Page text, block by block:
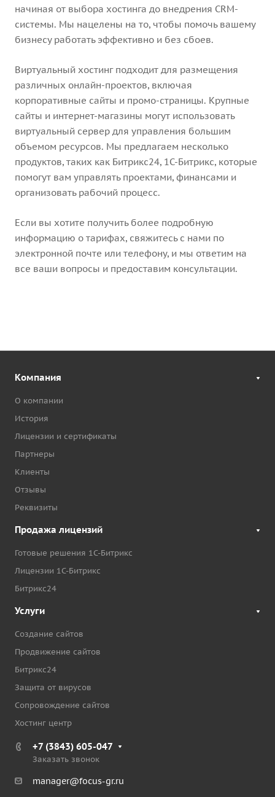
начиная от выбора хостинга до внедрения CRM-
системы. Мы нацелены на то, чтобы помочь вашему
бизнесу работать эффективно и без сбоев.
Виртуальный хостинг подходит для размещения
различных онлайн-проектов, включая
корпоративные сайты и промо-страницы. Крупные
сайты и интернет-магазины могут использовать
виртуальный сервер для управления большим
объемом ресурсов. Мы предлагаем несколько
продуктов, таких как Битрикс24, 1С-Битрикс, которые
помогут вам управлять проектами, финансами и
организовать рабочий процесс.
Если вы хотите получить более подробную
информацию о тарифах, свяжитесь с нами по
электронной почте или телефону, и мы ответим на
все ваши вопросы и предоставим консультации.
Компания
О компании
История
Лицензии и сертификаты
Партнеры
Клиенты
Отзывы
Реквизиты
Продажа лицензий
Готовые решения 1С-Битрикс
Лицензии 1С-Битрикс
Битрикс24
Услуги
Создание сайтов
Продвижение сайтов
Битрикс24
Защита от вирусов
Сопровождение сайтов
Хостинг центр
+7 (3843) 605-047
Заказать звонок
manager@focus-gr.ru